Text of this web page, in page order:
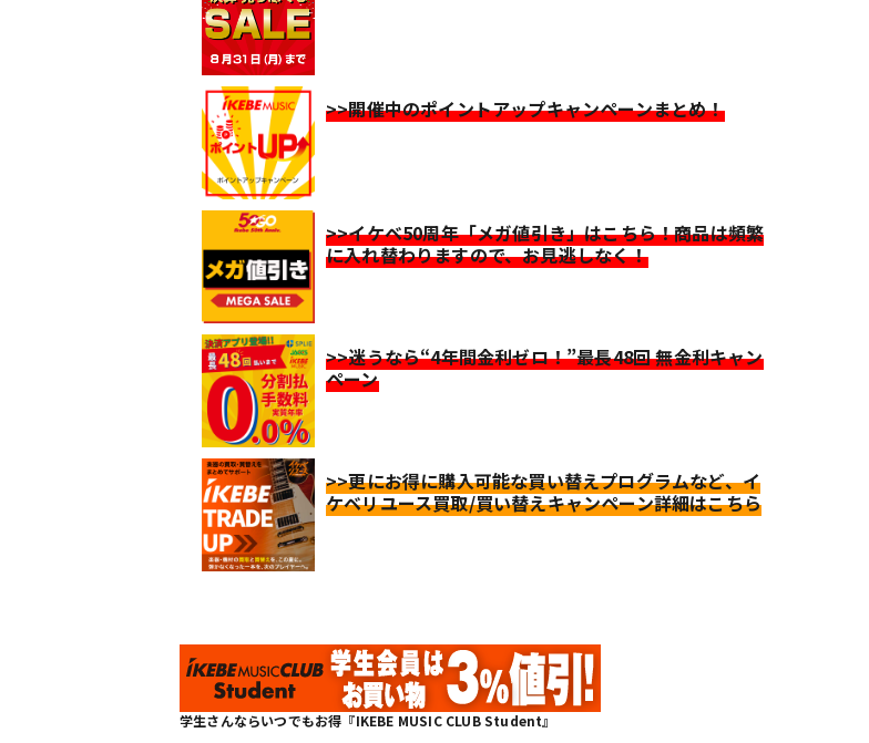
>>開催中のポイントアップキャンペーンまとめ！
>>イケベ50周年「メガ値引き」はこちら！商品は頻繁
に入れ替わりますので、お見逃しなく！
>>迷うなら“4年間金利ゼロ！”最長48回 無金利キャン
ペーン
>>更にお得に購入可能な買い替えプログラムなど、イ
ケベリユース買取/買い替えキャンペーン詳細はこちら
学生さんならいつでもお得『IKEBE MUSIC CLUB Student』